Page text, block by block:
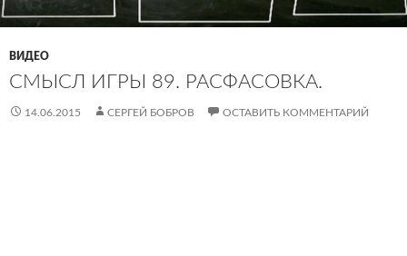
ВИДЕО
СМЫСЛ ИГРЫ 89. РАСФАСОВКА.
14.06.2015 СЕРГЕЙ БОБРОВ ОСТАВИТЬ КОММЕНТАРИЙ